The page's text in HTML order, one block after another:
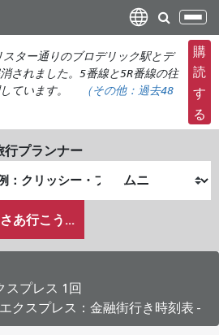
ン
コ
ン
ン
ツ
移
ナ
ビ
ゲ
ー
シ
ョ
の
切
り
え
ター通りのブロデリック駅とデ
されました。5番線と5R番線の往
ています。
（その他： 過去48
購
読
す
る
行プランナー
が
ど
よ
う
に
さあ行こう...
スプレス 1回
クスプレス：金融街行き時刻表 -